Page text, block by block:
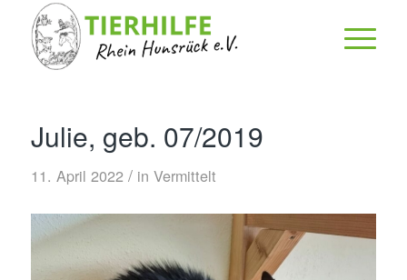
Julie, geb. 07/2019
11. April 2022 / in Vermittelt